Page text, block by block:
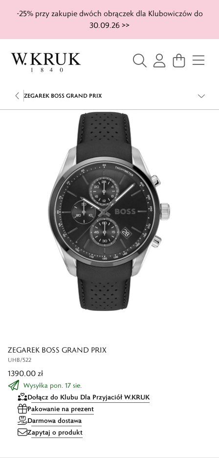
-25% przy zakupie dwóch obrączek dla Klubowiczów do
30.09.26 >>
ZEGAREK BOSS GRAND PRIX
ZEGAREK BOSS GRAND PRIX
UHB/522
1390,00 zł
Wysyłka pon. 17 sie.
Dołącz do Klubu Dla Przyjaciół W.KRUK
Pakowanie na prezent
Darmowa dostawa
Zapytaj o produkt